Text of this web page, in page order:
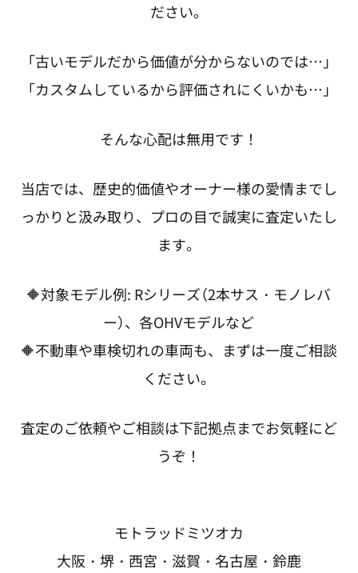
ださい。
「古いモデルだから価値が分からないのでは…」
「カスタムしているから評価されにくいかも…」
そんな心配は無用です！
当店では、歴史的価値やオーナー様の愛情までし
っかりと汲み取り、プロの目で誠実に査定いたし
ます。
🔶対象モデル例: Rシリーズ（2本サス・モノレバ
ー）、各OHVモデルなど
🔶不動車や車検切れの車両も、まずは一度ご相談
ください。
査定のご依頼やご相談は下記拠点までお気軽にど
うぞ！
モトラッドミツオカ
大阪・堺・西宮・滋賀・名古屋・鈴鹿